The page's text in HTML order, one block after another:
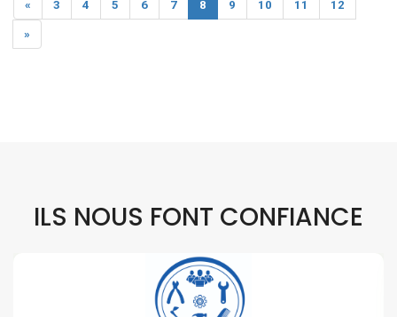
« 3 4 5 6 7 8 9 10 11 12
»
ILS NOUS FONT CONFIANCE